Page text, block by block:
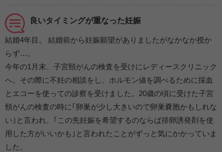
良いタイミングが重なった妊娠
結婚4年目。 結婚前から妊娠願望がありましたがなかなか授か
らず…。
今年の1月末、子宮頸がんの検査を受けにレディースクリニック
へ。その際に不妊の相談をし、ホルモン値を調べるために採血
とエコーを使っての診察を受けました。20歳の頃に受けた子宮
頸がんの検査の時に｢卵巣が少し大きいので卵巣嚢胞かもしれな
い｣と言われ、｢この先妊娠を希望するのならば排卵誘発剤を使
用した方がいいかも｣と言われたことがずっと気にかかっていま
した。